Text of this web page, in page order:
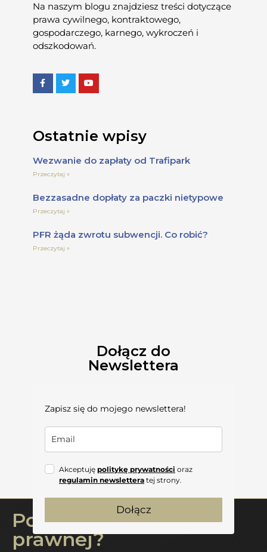
Na naszym blogu znajdziesz treści dotyczące
prawa cywilnego, kontraktowego,
gospodarczego, karnego, wykroczeń i
odszkodowań.
Ostatnie wpisy
Wezwanie do zapłaty od Trafipark
Przeczytaj »
Bezzasadne dopłaty za paczki nietypowe
Przeczytaj »
PFR żąda zwrotu subwencji. Co robić?
Przeczytaj »
Dołącz do
Newslettera
Zapisz się do mojego newslettera!
Akceptuję politykę prywatności oraz
regulamin newslettera tej strony.
Dołącz
Potrzebujesz pomocy
prawnej?